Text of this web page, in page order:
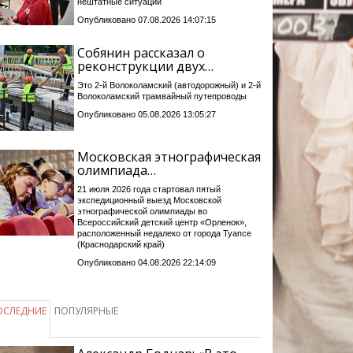
Опубликовано 07.08.2026 14:07:15
Собянин рассказал о
реконструкции двух…
Это 2-й Волоколамский (автодорожный) и 2-й
Волоколамский трамвайный путепроводы
Опубликовано 05.08.2026 13:05:27
Московская этнографическая
олимпиада…
21 июля 2026 года стартовал пятый
экспедиционный выезд Московской
этнографической олимпиады во
Всероссийский детский центр «Орленок»,
расположенный недалеко от города Туапсе
(Краснодарский край)
Опубликовано 04.08.2026 22:14:09
ПОПУЛЯРНЫЕ